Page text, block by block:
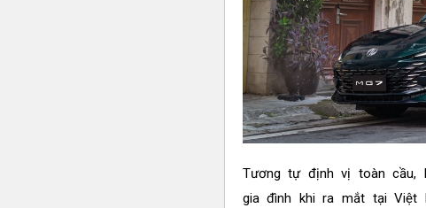
Tương tự định vị toàn cầu,
gia đình khi ra mắt tại Việt